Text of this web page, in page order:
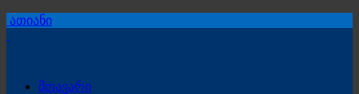
ათიანი
მთავარი